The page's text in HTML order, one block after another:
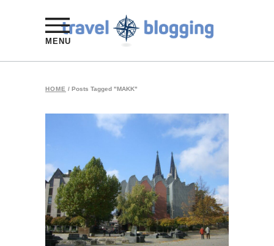
MENU
HOME / Posts Tagged "MAKK"